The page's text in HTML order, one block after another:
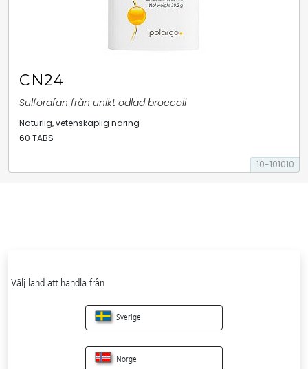
10-101010
CN24
Sulforafan från unikt odlad broccoli
Naturlig, vetenskaplig näring
60 TABS
Välj land att handla från
Sverige
Norge